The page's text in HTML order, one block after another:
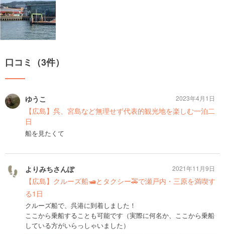
口コミ（3件）
ゆうこ
【広島】呉、宮島など無理せず代表的観光地を楽しむ一泊二
日
船を見たくて
2023年4月1日
よりみちさんぽ
【広島】クルーズ船🛥とタクシー🚕で瀬戸内・三原を満喫す
る1日
クルーズ船で、呉港に到着しました！
ここから乗船することも可能です（実際に何名か、ここから乗船
している方がいらっしゃいました）
2021年11月9日